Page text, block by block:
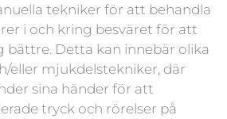
tekniker för att behandla
i och kring besväret för att
bättre. Detta kan innebär olika
eller mjukdelstekniker, där
sina händer för att
tryck och rörelser på